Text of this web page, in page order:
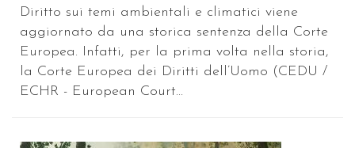
Diritto sui temi ambientali e climatici viene
aggiornato da una storica sentenza della Corte
Europea. Infatti, per la prima volta nella storia,
la Corte Europea dei Diritti dell’Uomo (CEDU /
ECHR - European Court...